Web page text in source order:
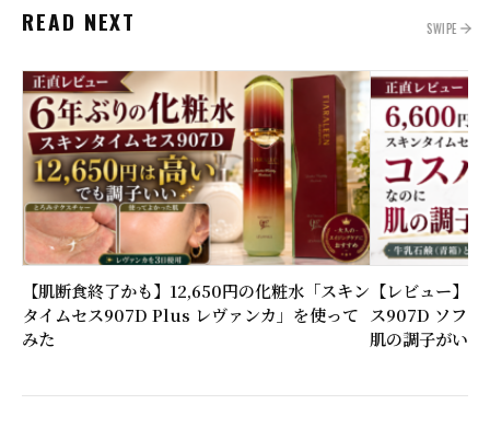
READ NEXT SWIPE
【肌断食終了かも】12,650円の化粧水「スキン
タイムセス907D Plus レヴァンカ」を使って
みた
【レビュー】
ス907D ソファ
肌の調子がいい